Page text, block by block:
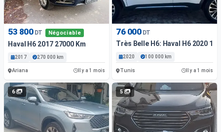
53 800 DT Négociable
Haval H6 2017 27000 Km
2017 270 000 km
Ariana Il y a 1 mois
76 000 DT
Très Belle H6: Haval H6 2020
2020 100 000 km
Tunis Il y a 1 mois
6 5